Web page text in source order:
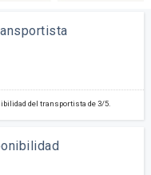
del transportista de 3/5.